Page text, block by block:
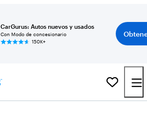
CarGurus: Autos nuevos y usados
Con Modo de concesionario
150K+